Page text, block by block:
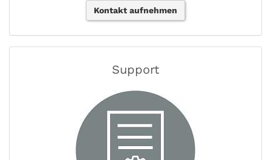
Kontakt aufnehmen
Support